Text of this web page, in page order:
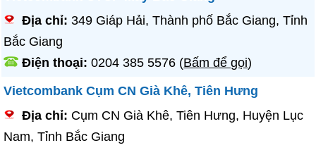
Địa chỉ:349 Giáp Hải, Thành phố Bắc Giang, Tỉnh
Bắc Giang
Điện thoại:0204 385 5576 (Bấm để gọi)
Vietcombank Cụm CN Già Khê, Tiên Hưng
Địa chỉ: Cụm CN Già Khê, Tiên Hưng, Huyện Lục
Nam, Tỉnh Bắc Giang